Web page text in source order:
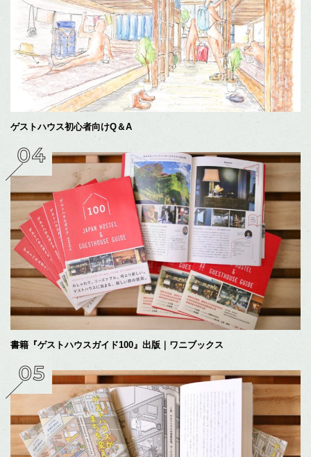
ゲストハウス初心者向けQ＆A
書籍『ゲストハウスガイド100』出版｜ワニブックス